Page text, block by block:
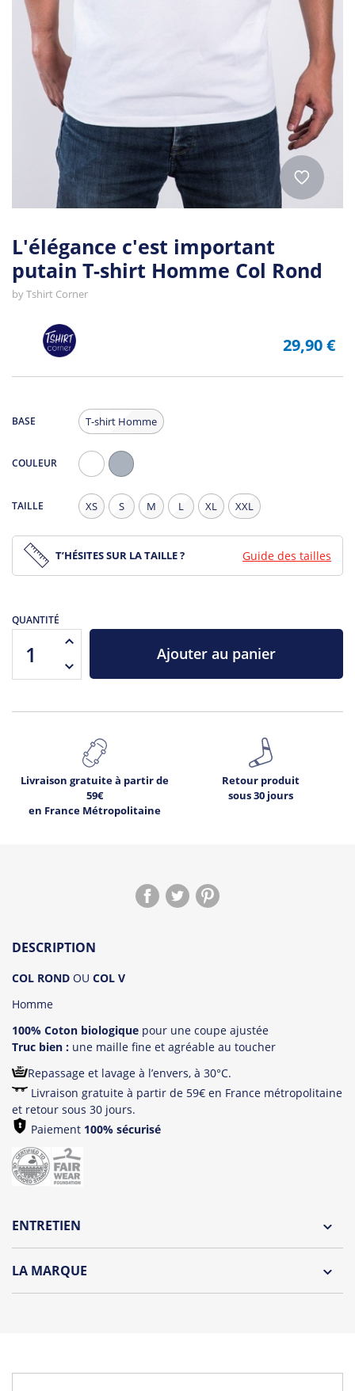
L'élégance c'est important
putain T-shirt Homme Col Rond
byTshirt Corner
29,90 €
BASE T-shirt Homme
COULEUR
Chiné
TAILLE XS S M L XL XXL
T’HÉSITES SUR LA TAILLE ? Guide des tailles
QUANTITÉ
Ajouter au panier
Livraison gratuite à partir de
59€
en France Métropolitaine
Retour produit
sous 30 jours
DESCRIPTION
COL ROND OU COL V
Homme
100% Coton biologique pour une coupe ajustée
Truc bien : une maille fine et agréable au toucher
Repassage et lavage à l’envers, à 30°C.
Livraison gratuite à partir de 59€ en France métropolitaine
et retour sous 30 jours.
Paiement 100% sécurisé
ENTRETIEN
LA MARQUE
cool et originaux.